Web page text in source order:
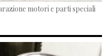
motori e parti speciali